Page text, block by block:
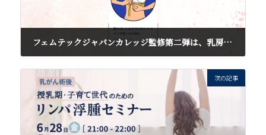
フェムテックジャパンカレッジ監修第二弾は、乳房のセクシャルヘルス
次の記事